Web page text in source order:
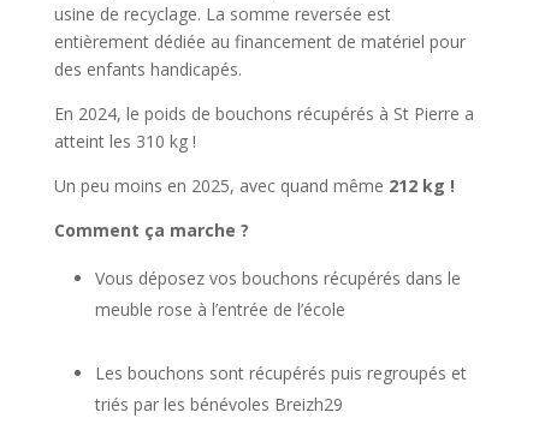
usine de recyclage. La somme reversée est
entièrement dédiée au financement de matériel pour
des enfants handicapés.
En 2024, le poids de bouchons récupérés à St Pierre a
atteint les 310 kg !
Un peu moins en 2025, avec quand même 212 kg !
Comment ça marche ?
Vous déposez vos bouchons récupérés dans le
meuble rose à l’entrée de l’école
Les bouchons sont récupérés puis regroupés et
triés par les bénévoles Breizh29